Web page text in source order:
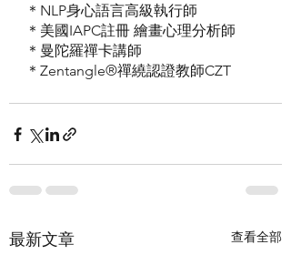
＊NLP身心語言高級執行師
＊美國IAPC註冊 繪畫心理分析師
＊曼陀羅禪卡講師
＊Zentangle®️禪繞認證教師CZT
最新文章 查看全部